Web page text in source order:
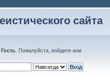
сайта
Гость . Пожалуйста, войдите или